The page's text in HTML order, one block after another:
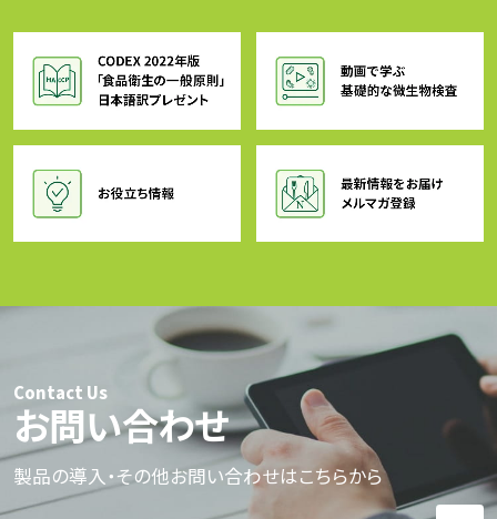
Contact Us
お問い合わせ
製品の導入・その他お問い合わせはこちらから